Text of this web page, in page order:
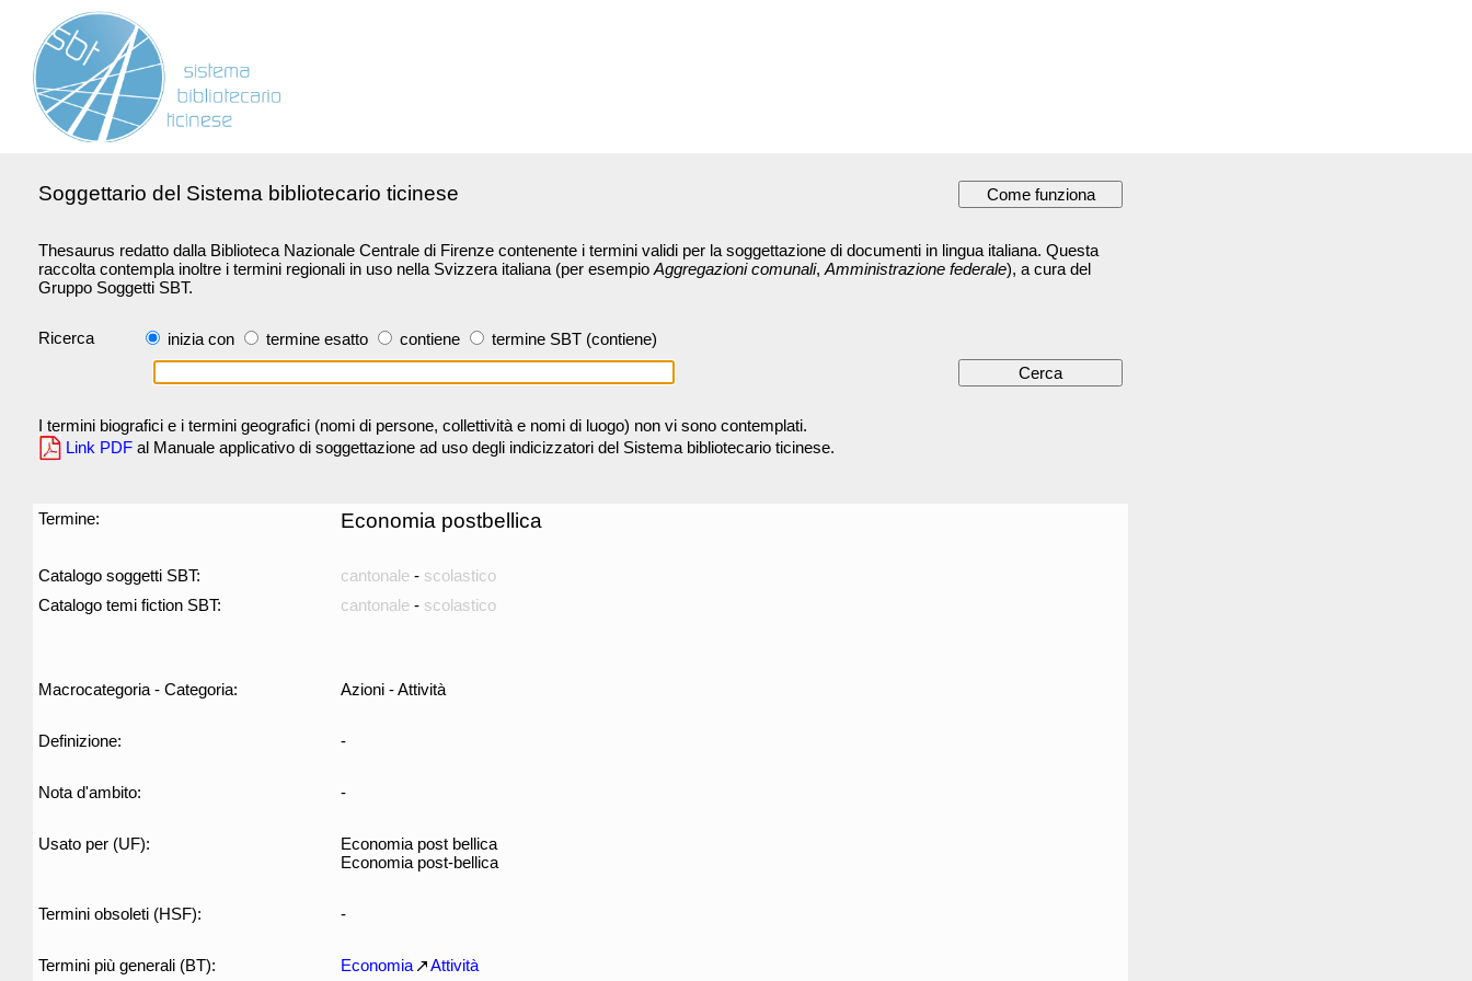
Soggettario del Sistema bibliotecario ticinese
Thesaurus redatto dalla Biblioteca Nazionale Centrale di Firenze contenente i termini validi per la soggettazione di documenti in lingua italiana. Questa
raccolta contempla inoltre i termini regionali in uso nella Svizzera italiana (per esempio Aggregazioni comunali, Amministrazione federale), a cura del
Gruppo Soggetti SBT.
Ricerca inizia con termine esatto contiene termine SBT (contiene)
I termini biografici e i termini geografici (nomi di persone, collettività e nomi di luogo) non vi sono contemplati.
Link PDF al Manuale applicativo di soggettazione ad uso degli indicizzatori del Sistema bibliotecario ticinese.
Termine: Economia postbellica
Catalogo soggetti SBT: cantonale - scolastico
Catalogo temi fiction SBT:
cantonale - scolastico
Macrocategoria - Categoria: Azioni - Attività
Definizione: -
Nota d'ambito: -
Usato per (UF):
Economia post bellica
Economia post-bellica
Termini obsoleti (HSF): -
Termini più generali (BT): Economia Attività